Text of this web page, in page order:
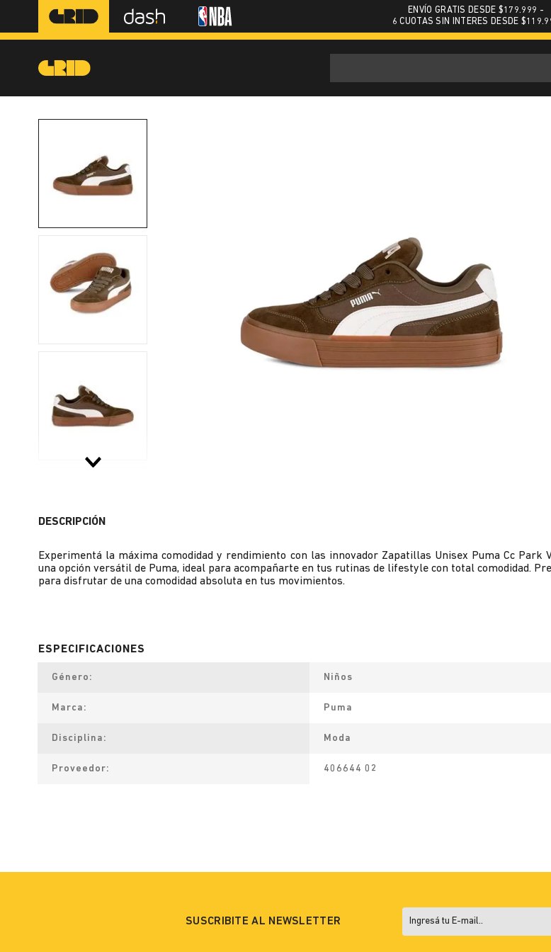
ENVÍO GRATIS DESDE $179.999 -
6 CUOTAS SIN INTERES DESDE
DESCRIPCIÓN
Experimentá la máxima comodidad y rendimiento con las innovador Zapatillas Unisex Puma Cc Park
una opción versátil de Puma, ideal para acompañarte en tus rutinas de lifestyle con total comodidad.
para disfrutar de una comodidad absoluta en tus movimientos.
Género Niños
Marca Puma
Disciplina Moda
Proveedor 406644 02
SUSCRIBITE AL NEWSLETTER